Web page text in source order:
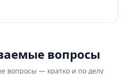
вопросы
вопросы — кратко и по делу